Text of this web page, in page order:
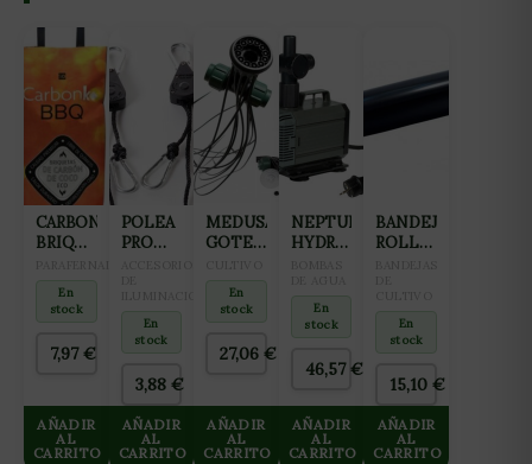
CARBONKO
BRIQUETAS
BOLSA
3KG
En
stock
7,97€
AÑADIR
AL
CARRITO
POLEA
PRO
En
stock
3,88 €
AÑADIR
AL
CARRITO
MEDUSA
GOTERO
SALIDAS
En
stock
27,06€
AÑADIR
AL
CARRITO
NEPTUNE
HYDROPONICS
NH-
3000
En
stock
46,57€
AÑADIR
AL
CARRITO
BANDEJA
ROLL
En
stock
15,10€
AÑADIR
AL
CARRITO